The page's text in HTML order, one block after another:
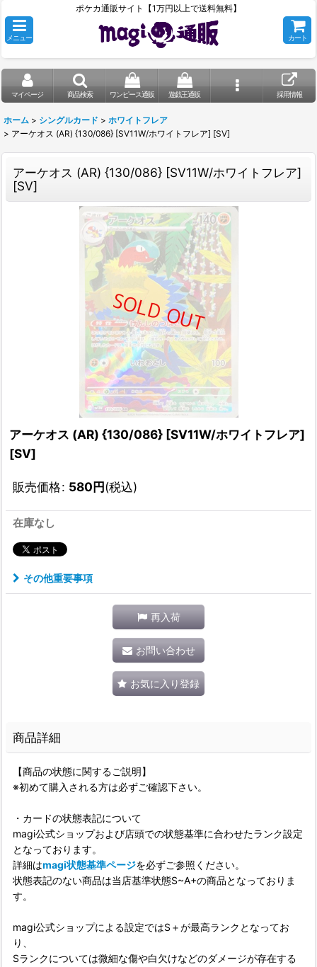
ポケカ通販サイト【1万円以上で送料無料】
メニュー カート
マイページ 商品検索 ワンピース通販 遊戯王通販 採用情報
ホーム > シングルカード > ホワイトフレア
> アーケオス (AR) {130/086} [SV11W/ホワイトフレア] [SV]
アーケオス (AR) {130/086} [SV11W/ホワイトフレア]
[SV]
アーケオス (AR) {130/086} [SV11W/ホワイトフレア]
[SV]
販売価格: 580円(税込)
在庫なし
その他重要事項
再入荷
お問い合わせ
お気に入り登録
商品詳細
【商品の状態に関するご説明】
※初めて購入される方は必ずご確認下さい。
・カードの状態表記について
magi公式ショップおよび店頭での状態基準に合わせたランク設定
となっております。
詳細はmagi状態基準ページを必ずご参照ください。
状態表記のない商品は当店基準状態S~A+の商品となっておりま
す。
magi公式ショップによる設定ではS＋が最高ランクとなってお
り、
Sランクについては微細な傷や白欠けなどのダメージが存在する